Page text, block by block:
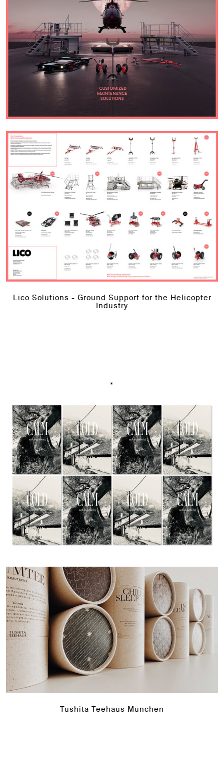
Lico Solutions - Ground Support for the Helicopter
Industry
*
Tushita Teehaus München